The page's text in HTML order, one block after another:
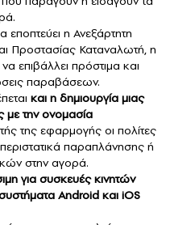
η Ανεξάρτητη
Προστασίας Καταναλωτή, η
επιβάλλει πρόστιμα και
παραβάσεων.
και η δημιουργία μιας
την ονομασία
της εφαρμογής οι πολίτες
παραπλάνησης ή
στην αγορά.
για συσκευές κινητών
Android και iOS